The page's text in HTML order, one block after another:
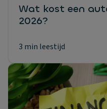
Wat kost een
2026?
3 min leestijd